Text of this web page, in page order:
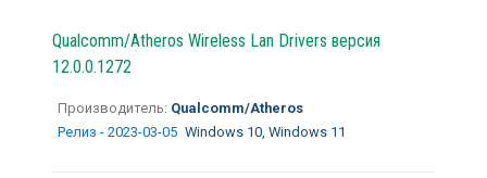
Qualcomm/Atheros Wireless Lan Drivers версия
12.0.0.1272
Производитель: Qualcomm/Atheros
Релиз - 2023-03-05 Windows 10, Windows 11